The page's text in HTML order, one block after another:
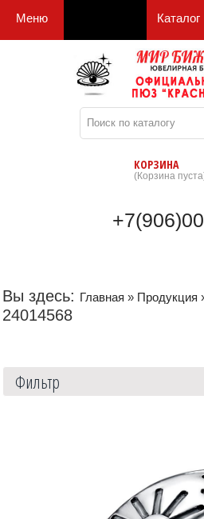
Меню Каталог
КОРЗИНА
(Корзина пуста
Вы здесь: Главная » Продукция
24014568
Фильтр